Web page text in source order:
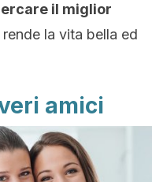
il miglior
la vita bella ed
amici